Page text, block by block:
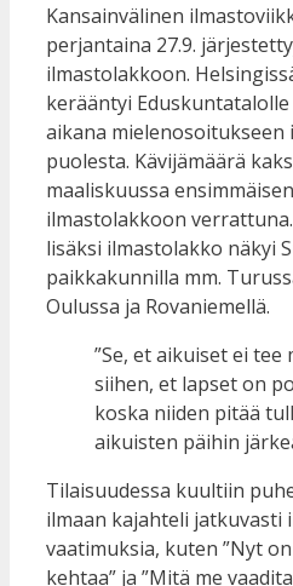
Kansainvälinen
perjantaina 27.9.
ilmastolakkoon.
kerääntyi
aikana mielenosoitukseen
puolesta. Kävijämäärä
maaliskuussa
ilmastolakkoon
lisäksi ilmastolakko näkyi
paikkakunnilla mm.
Oulussa ja Rovaniemellä.
”Se, et aikuiset ei tee
siihen, et lapset on
koska niiden pitää
aikuisten päihin
Tilaisuudessa kuultiin
ilmaan kajahteli jatkuvasti
vaatimuksia, kuten ”Nyt
kehtaa” ja ”Mitä me